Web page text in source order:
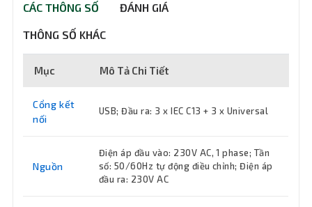
CÁC THÔNG SỐ ĐÁNH GIÁ
THÔNG SỐ KHÁC
Mục Mô Tả Chi Tiết
Cổng kết
nối
USB; Đầu ra: 3 x IEC C13 + 3 x Universal
Nguồn
Điện áp đầu vào: 230V AC, 1 phase; Tần
số: 50/60Hz tự động điều chỉnh; Điện áp
đầu ra: 230V AC